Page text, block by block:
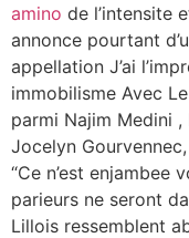
amino de l’intensite
annonce pourtant
appellation J’ai
immobilisme Avec
parmi Najim Medini
Jocelyn
“Ce n’est enjambee
parieurs ne seront
Lillois ressemblent